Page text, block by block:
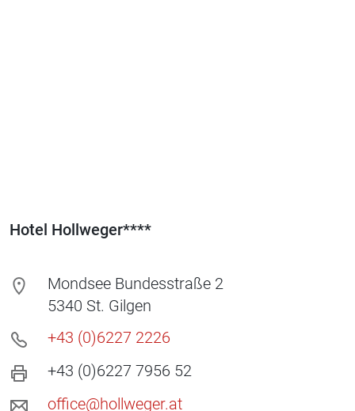
Hotel Hollweger****
Mondsee Bundesstraße 2
5340 St. Gilgen
+43 (0)6227 2226
+43 (0)6227 7956 52
office@hollweger.at